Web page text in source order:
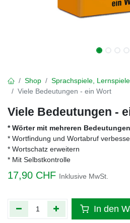
Shop
Sprachspiele, Lernspiele
Viele Bedeutungen - ein Wort
Viele Bedeutungen -
* Wörter mit mehreren
* Wortfindung und Wortabruf
* Wortschatz erweitern
* Mit Selbstkontrolle
17,90 CHF Inklusive MwSt.
In den